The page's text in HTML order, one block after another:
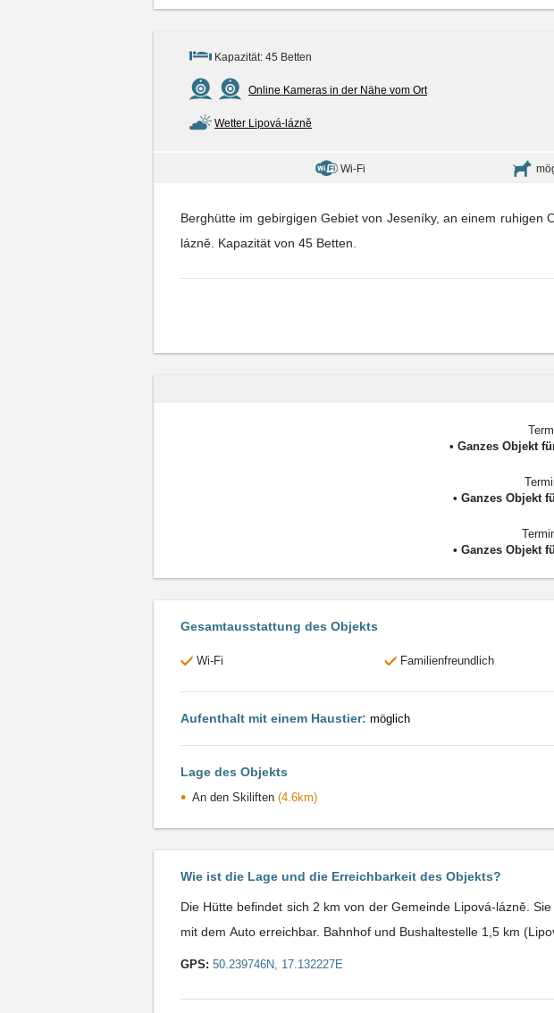
Kapazität: 45 Betten
Online Kameras in der Nähe vom Ort
Wetter Lipová-lázně
Wi-Fi
Berghütte im gebirgigen Gebiet von Jeseníky, an einem
lázně. Kapazität von 45 Betten.
• Ganzes Objekt
• Ganzes Objekt
• Ganzes Objekt
Gesamtausstattung des Objekts
Wi-Fi Familienfreundlich
Aufenthalt mit einem Haustier: möglich
Lage des Objekts
An den Skiliften (4.6km)
Wie ist die Lage und die Erreichbarkeit des Objekts?
Die Hütte befindet sich 2 km von der Gemeinde Lipová-lázně.
mit dem Auto erreichbar. Bahnhof und Bushaltestelle 1,5 km
GPS: 50.239746N, 17.132227E